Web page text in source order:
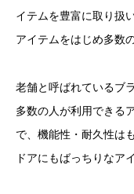
イテムを豊富に取り扱
アイテムをはじめ多数
老舗と呼ばれているブ
多数の人が利用できる
で、機能性・耐久性は
ドアにもばっちりなア